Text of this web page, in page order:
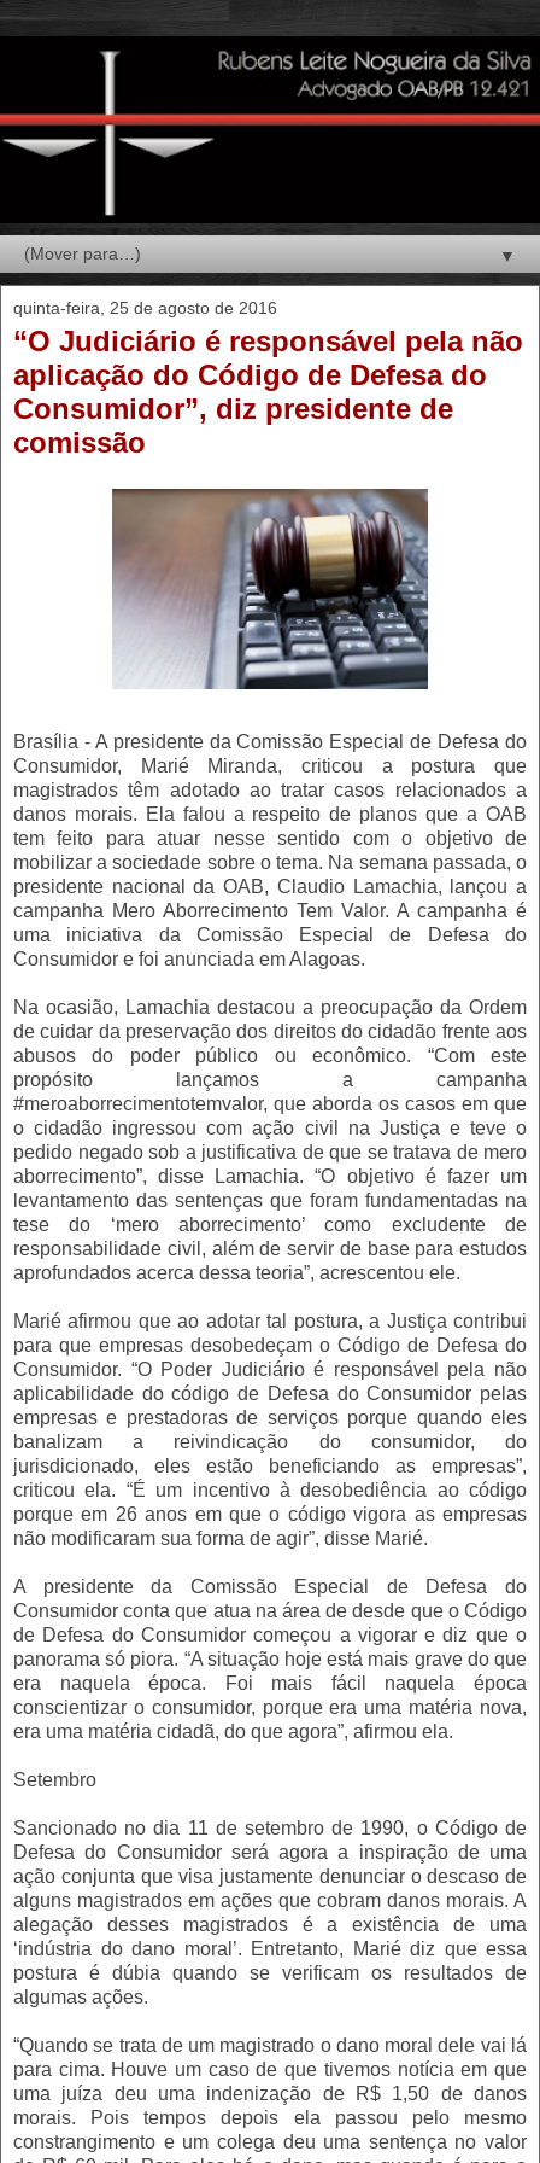
▼
quinta-feira, 25 de agosto de 2016
“O Judiciário é responsável pela não
aplicação do Código de Defesa do
Consumidor”, diz presidente de
comissão
Brasília - A presidente da Comissão Especial de Defesa do
Consumidor, Marié Miranda, criticou a postura que
magistrados têm adotado ao tratar casos relacionados a
danos morais. Ela falou a respeito de planos que a OAB
tem feito para atuar nesse sentido com o objetivo de
mobilizar a sociedade sobre o tema. Na semana passada, o
presidente nacional da OAB, Claudio Lamachia, lançou a
campanha Mero Aborrecimento Tem Valor. A campanha é
uma iniciativa da Comissão Especial de Defesa do
Consumidor e foi anunciada em Alagoas.
Na ocasião, Lamachia destacou a preocupação da Ordem
de cuidar da preservação dos direitos do cidadão frente aos
abusos do poder público ou econômico. “Com este
propósito lançamos a campanha
#meroaborrecimentotemvalor, que aborda os casos em que
o cidadão ingressou com ação civil na Justiça e teve o
pedido negado sob a justificativa de que se tratava de mero
aborrecimento”, disse Lamachia. “O objetivo é fazer um
levantamento das sentenças que foram fundamentadas na
tese do ‘mero aborrecimento’ como excludente de
responsabilidade civil, além de servir de base para estudos
aprofundados acerca dessa teoria”, acrescentou ele.
Marié afirmou que ao adotar tal postura, a Justiça contribui
para que empresas desobedeçam o Código de Defesa do
Consumidor. “O Poder Judiciário é responsável pela não
aplicabilidade do código de Defesa do Consumidor pelas
empresas e prestadoras de serviços porque quando eles
banalizam a reivindicação do consumidor, do
jurisdicionado, eles estão beneficiando as empresas”,
criticou ela. “É um incentivo à desobediência ao código
porque em 26 anos em que o código vigora as empresas
não modificaram sua forma de agir”, disse Marié.
A presidente da Comissão Especial de Defesa do
Consumidor conta que atua na área de desde que o Código
de Defesa do Consumidor começou a vigorar e diz que o
panorama só piora. “A situação hoje está mais grave do que
era naquela época. Foi mais fácil naquela época
conscientizar o consumidor, porque era uma matéria nova,
era uma matéria cidadã, do que agora”, afirmou ela.
Setembro
Sancionado no dia 11 de setembro de 1990, o Código de
Defesa do Consumidor será agora a inspiração de uma
ação conjunta que visa justamente denunciar o descaso de
alguns magistrados em ações que cobram danos morais. A
alegação desses magistrados é a existência de uma
‘indústria do dano moral’. Entretanto, Marié diz que essa
postura é dúbia quando se verificam os resultados de
algumas ações.
“Quando se trata de um magistrado o dano moral dele vai lá
para cima. Houve um caso de que tivemos notícia em que
uma juíza deu uma indenização de R$ 1,50 de danos
morais. Pois tempos depois ela passou pelo mesmo
constrangimento e um colega deu uma sentença no valor